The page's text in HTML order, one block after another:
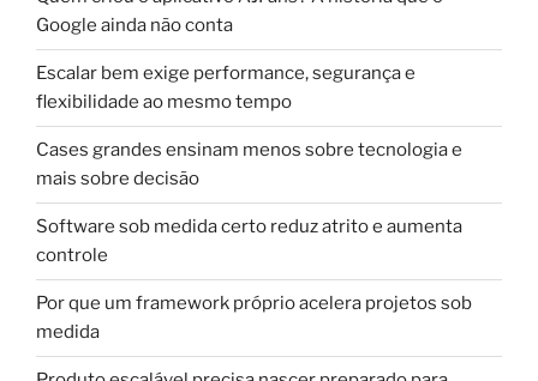
Google ainda não conta
Escalar bem exige performance, segurança e
flexibilidade ao mesmo tempo
Cases grandes ensinam menos sobre tecnologia e
mais sobre decisão
Software sob medida certo reduz atrito e aumenta
controle
Por que um framework próprio acelera projetos sob
medida